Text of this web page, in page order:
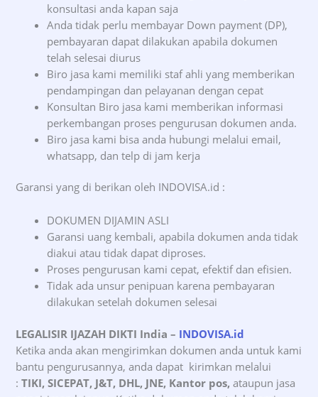
konsultasi anda kapan saja
Anda tidak perlu membayar Down payment (DP),
pembayaran dapat dilakukan apabila dokumen
telah selesai diurus
Biro jasa kami memiliki staf ahli yang memberikan
pendampingan dan pelayanan dengan cepat
Konsultan Biro jasa kami memberikan informasi
perkembangan proses pengurusan dokumen anda.
Biro jasa kami bisa anda hubungi melalui email,
whatsapp, dan telp di jam kerja
Garansi yang di berikan oleh INDOVISA.id :
DOKUMEN DIJAMIN ASLI
Garansi uang kembali, apabila dokumen anda tidak
diakui atau tidak dapat diproses.
Proses pengurusan kami cepat, efektif dan efisien.
Tidak ada unsur penipuan karena pembayaran
dilakukan setelah dokumen selesai
LEGALISIR IJAZAH DIKTI India– INDOVISA.id
Ketika anda akan mengirimkan dokumen anda untuk kami
bantu pengurusannya, anda dapat kirimkan melalui
:TIKI, SICEPAT, J&T, DHL, JNE, Kantor pos, ataupun jasa